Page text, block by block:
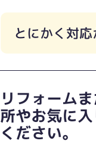
とにかく対
リフォーム
所やお気に
ください。